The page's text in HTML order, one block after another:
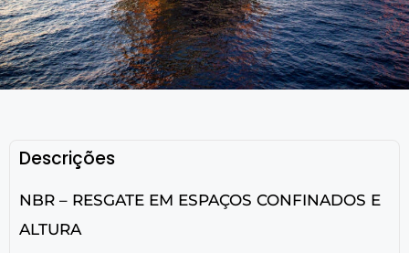
Descrições
NBR – RESGATE EM ESPAÇOS CONFINADOS E
ALTURA